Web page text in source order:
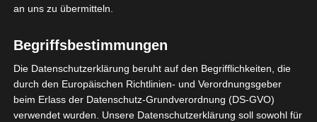
Sie befinden sich hier:Startseite» AS Gabès
an uns zu übermitteln.
Begriffsbestimmungen
Die Datenschutzerklärung beruht auf den Begrifflichkeiten, die
durch den Europäischen Richtlinien- und Verordnungsgeber
beim Erlass der Datenschutz-Grundverordnung (DS-GVO)
verwendet wurden. Unsere Datenschutzerklärung soll sowohl für